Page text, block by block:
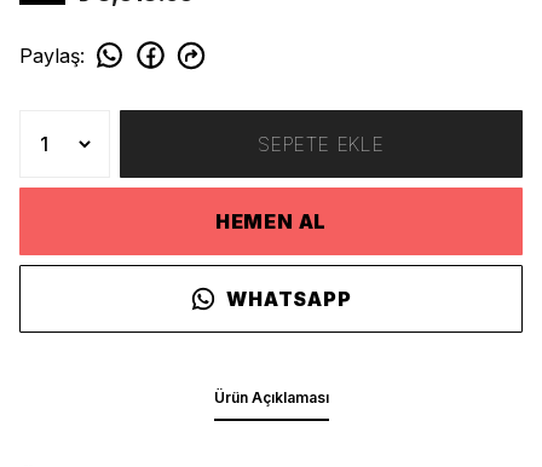
Paylaş:
SEPETE EKLE
HEMEN AL
WHATSAPP
Ürün Açıklaması